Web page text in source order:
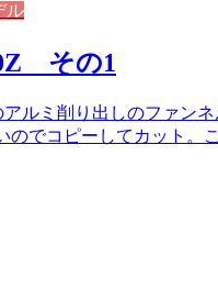
ル
その1
ルミ削り出しのファン
でコピーしてカット。